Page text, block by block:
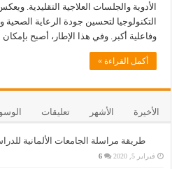
الأدوية والجلسات العلاجية التقليدية.
التكنولوجيا لتحسين جودة الرعاية الصحية
وفاعلية أكبر. وفي هذا الإطار، أصبح بإمكان
أكمل القراءة »
الأخيرة الأشهر تعليقات
طريقة مراسلة الجامعات الألمانية
فبراير 5, 2020 6